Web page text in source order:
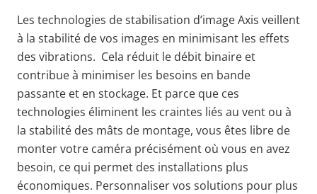
Les technologies de stabilisation d’image Axis veillent
à la stabilité de vos images en minimisant les effets
des vibrations. Cela réduit le débit binaire et
contribue à minimiser les besoins en bande
passante et en stockage. Et parce que ces
technologies éliminent les craintes liés au vent ou à
la stabilité des mâts de montage, vous êtes libre de
monter votre caméra précisément où vous en avez
besoin, ce qui permet des installations plus
économiques. Personnaliser vos solutions pour plus